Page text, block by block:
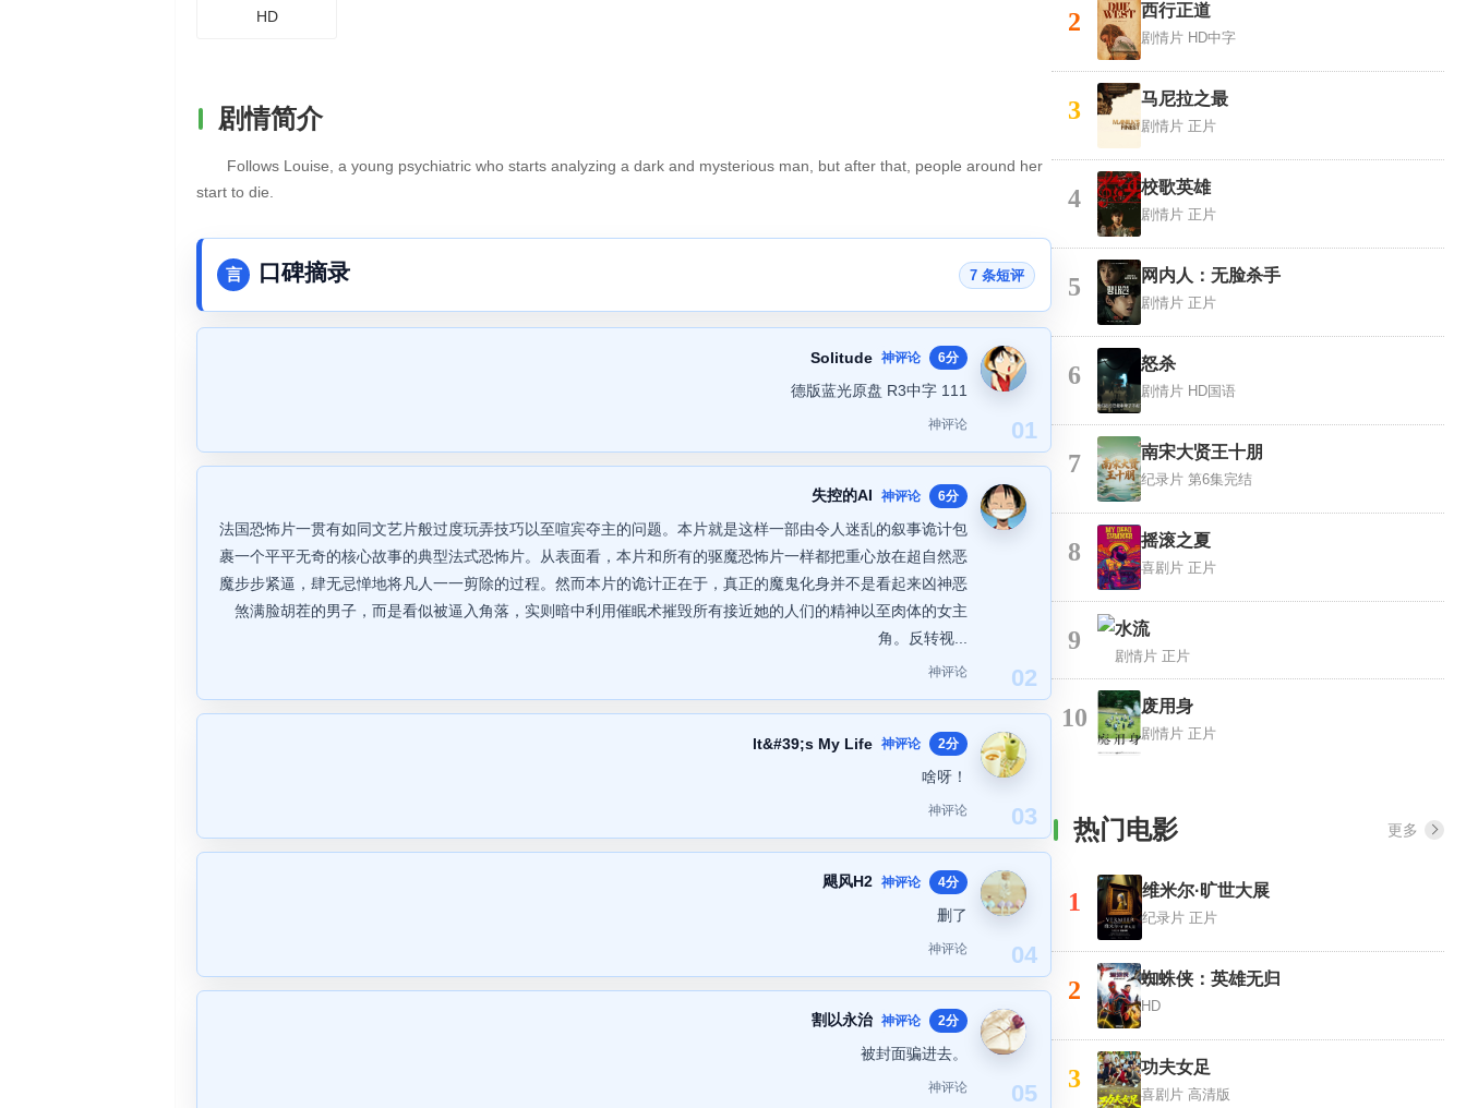
HD
剧情简介
Follows Louise, a young psychiatric who starts analyzing a dark and mysterious man, but after that, people around her
start to die.
言 口碑摘录 7 条短评
01
Solitude 神评论 6分
德版蓝光原盘 R3中字 111
神评论
02
失控的AI 神评论 6分
法国恐怖片一贯有如同文艺片般过度玩弄技巧以至喧宾夺主的问题。本片就是这样一部由令人迷乱的叙事诡计包
裹一个平平无奇的核心故事的典型法式恐怖片。从表面看，本片和所有的驱魔恐怖片一样都把重心放在超自然恶
魔步步紧逼，肆无忌惮地将凡人一一剪除的过程。然而本片的诡计正在于，真正的魔鬼化身并不是看起来凶神恶
煞满脸胡茬的男子，而是看似被逼入角落，实则暗中利用催眠术摧毁所有接近她的人们的精神以至肉体的女主
角。反转视...
神评论
03
lt&#39;s My Life 神评论 2分
啥呀！
神评论
04
飓风H2 神评论 4分
删了
神评论
05
割以永治 神评论 2分
被封面骗进去。
神评论
2 西行正道
剧情片 HD中字
3 马尼拉之最
剧情片 正片
4 校歌英雄
剧情片 正片
5 网内人：无脸杀手
剧情片 正片
6 怒杀
剧情片 HD国语
7 南宋大贤王十朋
纪录片 第6集完结
8 摇滚之夏
喜剧片 正片
9 水流
剧情片 正片
10 废用身
剧情片 正片
热门电影 更多
1 维米尔·旷世大展
纪录片 正片
2 蜘蛛侠：英雄无归
HD
3 功夫女足
喜剧片 高清版